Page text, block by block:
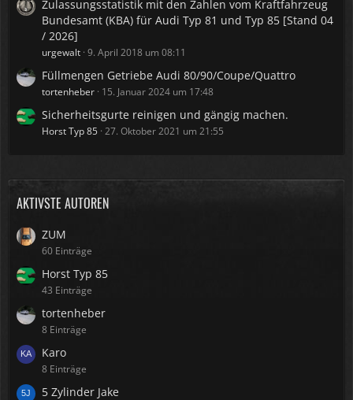
Zulassungsstatistik mit den Zahlen vom Kraftfahrzeug
Bundesamt (KBA) für Audi Typ 81 und Typ 85 [Stand 04
/ 2026]
urgewalt 9. April 2018 um 08:11
Füllmengen Getriebe Audi 80/90/Coupe/Quattro
tortenheber 15. Januar 2024 um 17:48
Sicherheitsgurte reinigen und gängig machen.
Horst Typ 85 27. Oktober 2021 um 21:55
AKTIVSTE AUTOREN
ZUM
60 Einträge
Horst Typ 85
43 Einträge
tortenheber
8 Einträge
Karo
8 Einträge
5 Zylinder Jake